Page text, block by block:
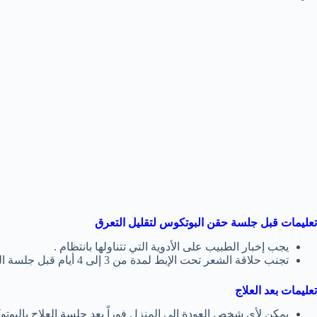
تعليمات قبل جلسة حقن البوتكوس لتقليل التعرق
يجب إخبار الطبيب على الأدوية التي تتناولها بانتظام .
تجنب حلاقة الشعر تحت الإبط لمدة من 3 إلى 4 أيام قبل جلسة العلاج .
تعليمات بعد العلاج
يمكن لأي شخص العودة إلى المنزل فوراً بعد جلسة العلاج